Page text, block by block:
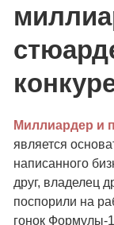
Миллиардер и
является
написанного
друг, владелец
поспорили на
гонок Формулы-